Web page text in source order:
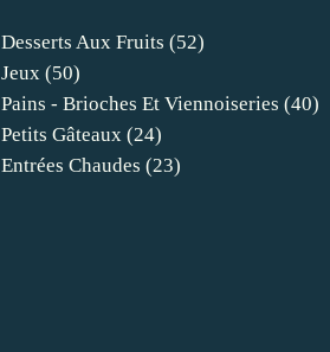
Desserts Aux Fruits (52)
Jeux (50)
Pains - Brioches Et Viennoiseries (40)
Petits Gâteaux (24)
Entrées Chaudes (23)